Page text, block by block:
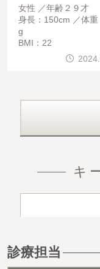
女性
年齢２９才
身長：150cm
体
g
BMI：22
キ
診療担当